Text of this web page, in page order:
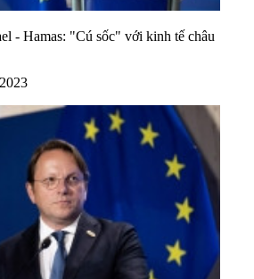
- Hamas: "Cú sốc" với kinh tế châu